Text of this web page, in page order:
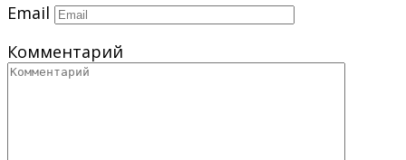
Email
Комментарий